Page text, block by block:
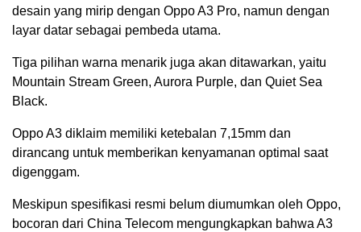
desain yang mirip dengan Oppo A3 Pro, namun dengan
layar datar sebagai pembeda utama.
Tiga pilihan warna menarik juga akan ditawarkan, yaitu
Mountain Stream Green, Aurora Purple, dan Quiet Sea
Black.
Oppo A3 diklaim memiliki ketebalan 7,15mm dan
dirancang untuk memberikan kenyamanan optimal saat
digenggam.
Meskipun spesifikasi resmi belum diumumkan oleh Oppo,
bocoran dari China Telecom mengungkapkan bahwa A3